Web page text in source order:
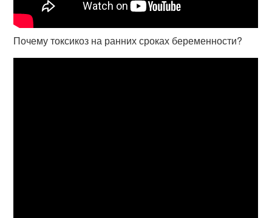
Почему токсикоз на ранних сроках беременности?